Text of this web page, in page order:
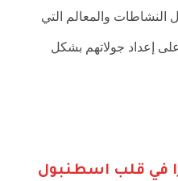
النشاطات والمعالم التي
إعداد جولاتهم بشكل
في قلب اسطنبول